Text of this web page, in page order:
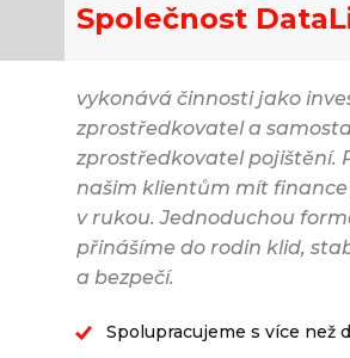
Společnost
vykonává činnosti jako
zprostředkovatel a
zprostředkovatel pojištění.
našim klientům mít finance
v rukou. Jednoduchou
přinášíme do rodin klid,
a bezpečí.
Spolupracujeme s více než